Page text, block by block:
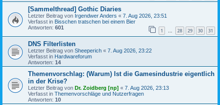
[Sammelthread] Gothic Diaries
Letzter Beitrag von Irgendwer Anders « 7. Aug 2026, 23:51
Verfasst in Bisschen tratschen bei einem Bier
Antworten: 601 1 … 28 29 30 31
DNS Filterlisten
Letzter Beitrag von Sheeperich « 7. Aug 2026, 23:22
Verfasst in Hardwareforum
Antworten: 14
Themenvorschlag: (Warum) Ist die Gamesindustrie eigentlich
in der Krise?
Letzter Beitrag von Dr. Zoidberg [np] « 7. Aug 2026, 23:13
Verfasst in Themenvorschläge und Nutzerfragen
Antworten: 10